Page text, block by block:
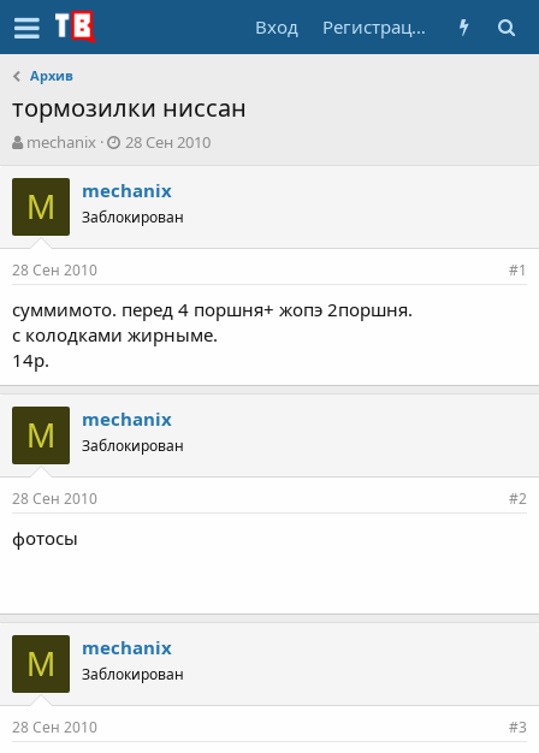
Вход Регистрация
Архив
тормозилки ниссан
А
т
о
т
е
ы
mechanix
Д
т
н
а
л
а
28 Сен 2010
M mechanix
Заблокирован
28 Сен 2010 #1
суммимото. перед 4 поршня+ жопэ 2поршня.
с колодками жирныме.
14р.
M mechanix
Заблокирован
28 Сен 2010 #2
фотосы
M mechanix
Заблокирован
28 Сен 2010 #3